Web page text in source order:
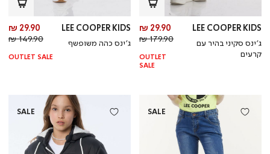
LEE COOPER KIDS
ג’ינס סקיני בהיר עם
קרעים
מחיר
מוצר
29.90 ₪
מחיר
רגיל
179.90 ₪
OUTLET
SALE
LEE COOPER KIDS
ג’ינס כהה משופשף
29.90 ₪
149.90 ₪
OUTLET SALE
SALE
SALE